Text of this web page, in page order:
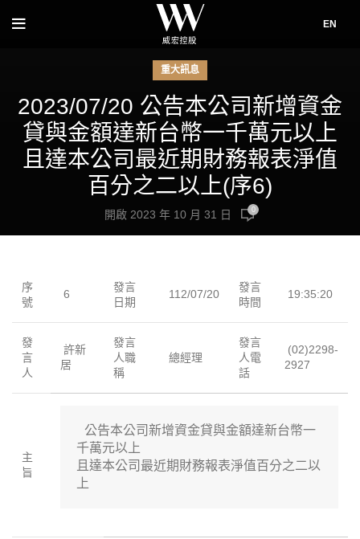
EN
重大訊息
2023/07/20 公告本公司新增資金
貸與金額達新台幣一千萬元以上
且達本公司最近期財務報表淨值
百分之二以上(序6)
開啟 2023 年 10 月 31 日 0
序
號
6
發言
日期
112/07/20
發言
時間
19:35:20
發
言
人
許新
居
發言
人職
稱
總經理
發言
人電
話
(02)2298-
2927
主
旨
公告本公司新增資金貸與金額達新台幣一
千萬元以上
且達本公司最近期財務報表淨值百分之二以
上